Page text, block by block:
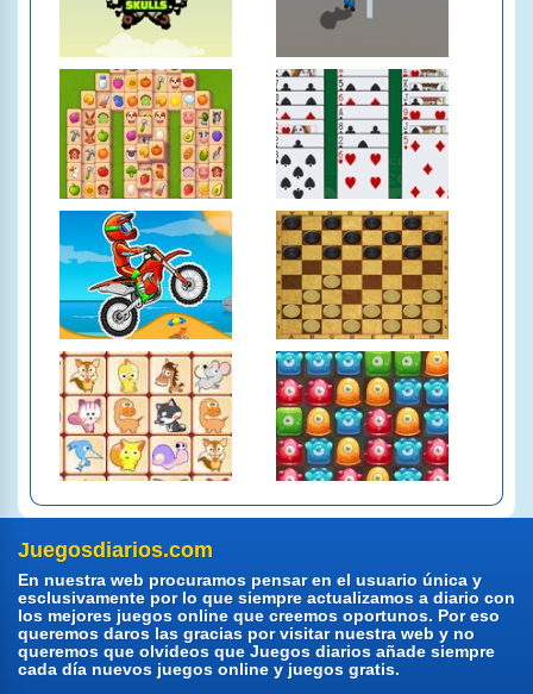
Juegosdiarios.com
En nuestra web procuramos pensar en el usuario única y
esclusivamente por lo que siempre actualizamos a diario con
los mejores juegos online que creemos oportunos. Por eso
queremos daros las gracias por visitar nuestra web y no
queremos que olvideos que Juegos diarios añade siempre
cada día nuevos juegos online y juegos gratis.